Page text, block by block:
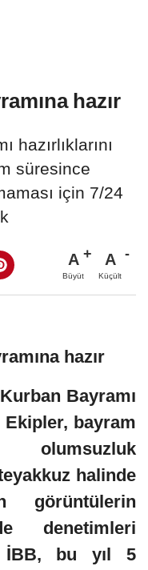
hazır
hazırlıklarını
süresince
için 7/24
A
Büyüt
A
Küçült
hazır
Bayramı
Ekipler, bayram
halinde
görüntülerin
denetimleri
İBB, bu yıl 5